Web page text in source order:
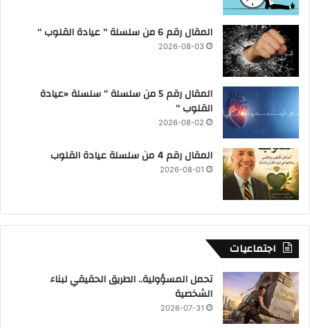
المقال رقم 6 من سلسلة ” عيادة القلوب “
2026-08-03
المقال رقم 5 من سلسلة ” سلسلة «عيادة
القلوب “
2026-08-02
المقال رقم 4 من سلسلة عيادة القلوب
2026-08-01
اجتماعيات
تحمل المسؤولية.. الطريق الحقيقي لبناء
الشخصية
2026-07-31